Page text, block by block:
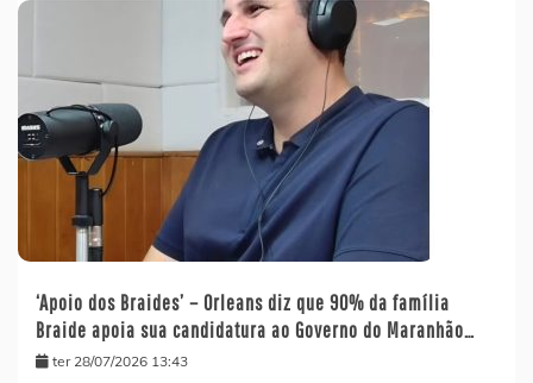
‘Apoio dos Braides’ – Orleans diz que 90% da família
Braide apoia sua candidatura ao Governo do Maranhão…
ter 28/07/2026 13:43